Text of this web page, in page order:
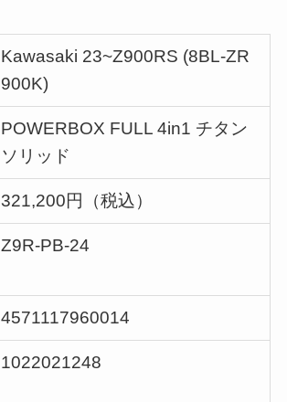
Kawasaki 23~Z900RS (8BL-ZR
900K)
POWERBOX FULL 4in1 チタン
ソリッド
321,200円（税込）
Z9R-PB-24
4571117960014
1022021248